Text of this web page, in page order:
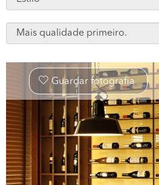
Guardar fotografia